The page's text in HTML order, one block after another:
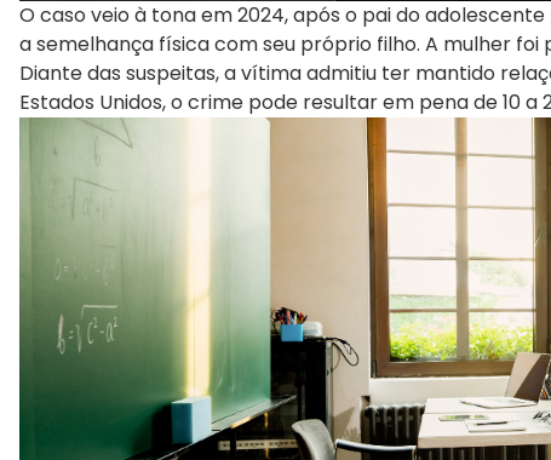
O caso veio à tona em 2024, após o pai do
a semelhança física com seu próprio filho. A mulher foi
Diante das suspeitas, a vítima admitiu ter mantido
Estados Unidos, o crime pode resultar em pena de 10 a